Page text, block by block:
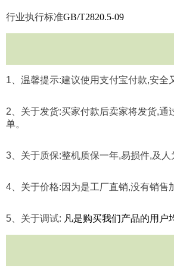
行业执行标准GB/T2820.5-09
1 、温馨提示:建议使用支付宝付款,安全
2 、关于发货:买家付款后卖家将发货,通
单。
3 、关于质保:整机质保一年,易损件,及人
4 、关于价格:因为是工厂直销,没有销售
5 、关于调试: 凡是购买我们产品的用户